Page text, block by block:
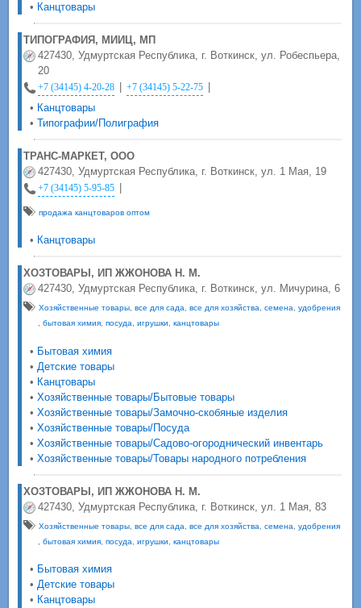
• Канцтовары
ТИПОГРАФИЯ, МИИЦ, МП
427430, Удмуртская Республика, г. Воткинск, ул. Робеспьера,
20
+7 (34145) 4-20-28 +7 (34145) 5-22-75
• Канцтовары
• Типографии/Полиграфия
ТРАНС-МАРКЕТ, ООО
427430, Удмуртская Республика, г. Воткинск, ул. 1 Мая, 19
+7 (34145) 5-95-85
продажа канцтоваров оптом
• Канцтовары
ХОЗТОВАРЫ, ИП ЖЖОНОВА Н. М.
427430, Удмуртская Республика, г. Воткинск, ул. Мичурина, 6
Хозяйственные товары, все для сада, все для хозяйства, семена, удобрения
, бытовая химия, посуда, игрушки, канцтовары
• Бытовая химия
• Детские товары
• Канцтовары
• Хозяйственные товары/Бытовые товары
• Хозяйственные товары/Замочно-скобяные изделия
• Хозяйственные товары/Посуда
• Хозяйственные товары/Садово-огороднический инвентарь
• Хозяйственные товары/Товары народного потребления
ХОЗТОВАРЫ, ИП ЖЖОНОВА Н. М.
427430, Удмуртская Республика, г. Воткинск, ул. 1 Мая, 83
Хозяйственные товары, все для сада все для хозяйства семена
удобрения
бытовая химия, посуда игрушки канцтовары
• Бытовая химия
• Детские товары
• Канцтовары